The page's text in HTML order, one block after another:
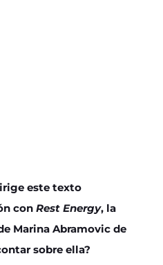
este texto
con Rest Energy, la
Marina Abramovic de
sobre ella?